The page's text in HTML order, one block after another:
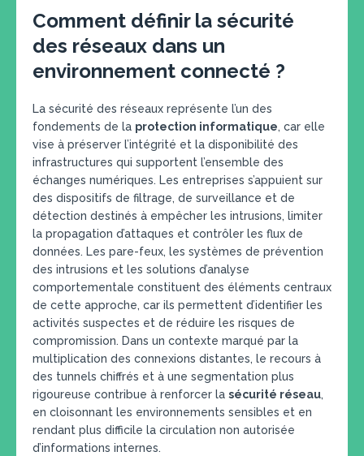
Comment définir la sécurité
des réseaux dans un
environnement connecté ?
La sécurité des réseaux représente l’un des
fondements de la protection informatique, car elle
vise à préserver l’intégrité et la disponibilité des
infrastructures qui supportent l’ensemble des
échanges numériques. Les entreprises s’appuient sur
des dispositifs de filtrage, de surveillance et de
détection destinés à empêcher les intrusions, limiter
la propagation d’attaques et contrôler les flux de
données. Les pare-feux, les systèmes de prévention
des intrusions et les solutions d’analyse
comportementale constituent des éléments centraux
de cette approche, car ils permettent d’identifier les
activités suspectes et de réduire les risques de
compromission. Dans un contexte marqué par la
multiplication des connexions distantes, le recours à
des tunnels chiffrés et à une segmentation plus
rigoureuse contribue à renforcer la sécurité réseau,
en cloisonnant les environnements sensibles et en
rendant plus difficile la circulation non autorisée
d’informations internes.